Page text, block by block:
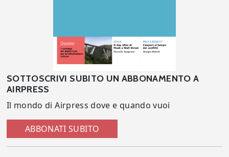
SOTTOSCRIVI SUBITO UN ABBONAMENTO A
AIRPRESS
Il mondo di Airpress dove e quando vuoi
ABBONATI SUBITO